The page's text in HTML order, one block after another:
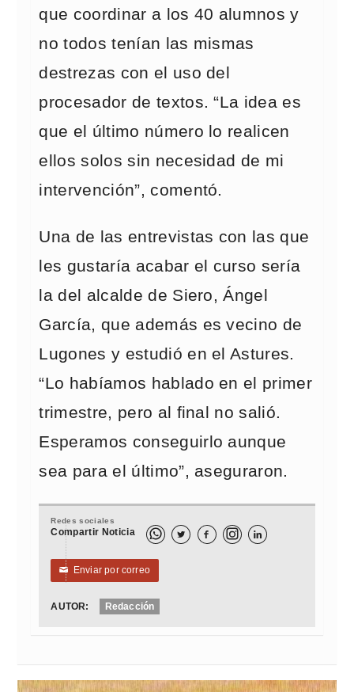
que coordinar a los 40 alumnos y
no todos tenían las mismas
destrezas con el uso del
procesador de textos. “La idea es
que el último número lo realicen
ellos solos sin necesidad de mi
intervención”, comentó.
Una de las entrevistas con las que
les gustaría acabar el curso sería
la del alcalde de Siero, Ángel
García, que además es vecino de
Lugones y estudió en el Astures.
“Lo habíamos hablado en el primer
trimestre, pero al final no salió.
Esperamos conseguirlo aunque
sea para el último”, aseguraron.
Redes sociales
Compartir Noticia   
✉ Enviar por correo
AUTOR: Redacción